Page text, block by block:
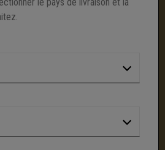
S'ÉCRIT AVEC IKKS
: le site I.Code ferme
Mais l'audace, la créativité